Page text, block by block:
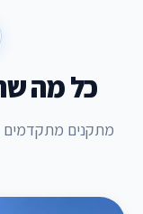
כל מה
מתקנים מתקדמים